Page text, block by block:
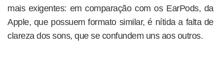
mais exigentes: em comparação com os EarPods, da
Apple, que possuem formato similar, é nítida a falta de
clareza dos sons, que se confundem uns aos outros.